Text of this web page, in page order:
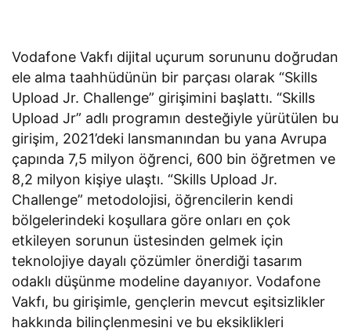
Vodafone Vakfı dijital uçurum sorununu doğrudan
ele alma taahhüdünün bir parçası olarak “Skills
Upload Jr. Challenge” girişimini başlattı. “Skills
Upload Jr” adlı programın desteğiyle yürütülen bu
girişim, 2021’deki lansmanından bu yana Avrupa
çapında 7,5 milyon öğrenci, 600 bin öğretmen ve
8,2 milyon kişiye ulaştı. “Skills Upload Jr.
Challenge” metodolojisi, öğrencilerin kendi
bölgelerindeki koşullara göre onları en çok
etkileyen sorunun üstesinden gelmek için
teknolojiye dayalı çözümler önerdiği tasarım
odaklı düşünme modeline dayanıyor. Vodafone
Vakfı, bu girişimle, gençlerin mevcut eşitsizlikler
hakkında bilinçlenmesini ve bu eksiklikleri